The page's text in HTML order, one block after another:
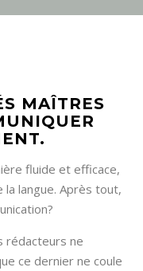
MAÎTRES
fluide et efficace,
langue. Après tout,
rédacteurs ne
ce dernier ne coule